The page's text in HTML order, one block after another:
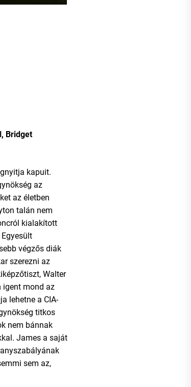
Bridget
kapuit.
az
az életben
talán nem
kialakított
végzős diák
szerezni az
Walter
igent mond az
lehetne a CIA-
titkos
nem bánnak
James a saját
sem az,